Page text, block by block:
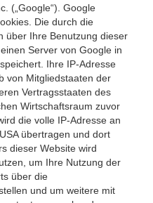
(„Google“). Google
Die durch die
über Ihre Benutzung dieser
Server von Google in
Ihre IP-Adresse
von Mitgliedstaaten der
Vertragsstaaten des
Wirtschaftsraum zuvor
die volle IP-Adresse an
übertragen und dort
dieser Website wird
um Ihre Nutzung der
über die
und um weitere mit